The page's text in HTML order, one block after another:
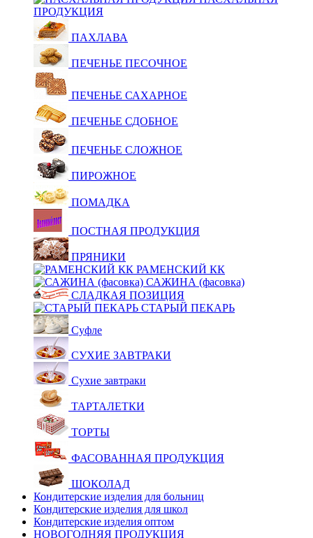
ПРОДУКЦИЯ
ПАХЛАВА
ПЕЧЕНЬЕ ПЕСОЧНОЕ
ПЕЧЕНЬЕ САХАРНОЕ
ПЕЧЕНЬЕ СДОБНОЕ
ПЕЧЕНЬЕ СЛОЖНОЕ
ПИРОЖНОЕ
ПОМАДКА
ПОСТНАЯ ПРОДУКЦИЯ
ПРЯНИКИ
РАМЕНСКИЙ КК
САЖИНА (фасовка)
СЛАДКАЯ ПОЗИЦИЯ
СТАРЫЙ ПЕКАРЬ
Суфле
СУХИЕ ЗАВТРАКИ
Сухие завтраки
ТАРТАЛЕТКИ
ТОРТЫ
ФАСОВАННАЯ ПРОДУКЦИЯ
ШОКОЛАД
Кондитерские изделия для больниц
Кондитерские изделия для школ
Кондитерские изделия оптом
НОВОГОДНЯЯ ПРОДУКЦИЯ